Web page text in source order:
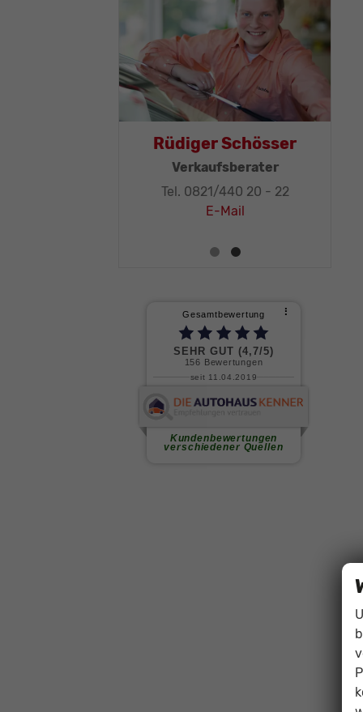
Rüdiger Schösser
Verkaufsberater
Tel. 0821/440 20 - 22
E-Mail